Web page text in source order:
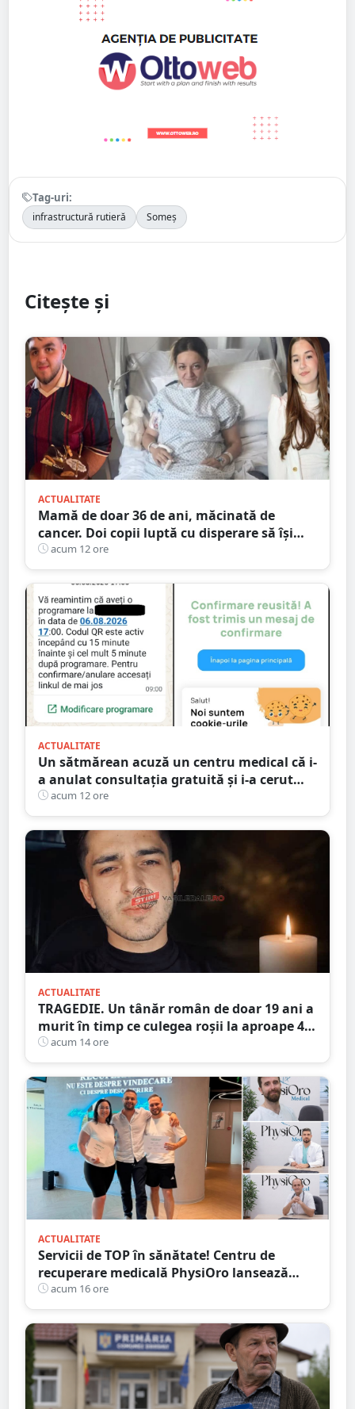
Tag-uri:
infrastructură rutieră Someș
Citește și
ACTUALITATE
Mamă de doar 36 de ani, măcinată de
cancer. Doi copii luptă cu disperare să își
salveze mama: „Nu o lăsați să se stingă”
acum 12 ore
ACTUALITATE
Un sătmărean acuză un centru medical că i-
a anulat consultația gratuită și i-a cerut
250 de lei pentru aceeași programare
acum 12 ore
ACTUALITATE
TRAGEDIE. Un tânăr român de doar 19 ani a
murit în timp ce culegea roșii la aproape 40
de grade Celsius,în Italia
acum 14 ore
ACTUALITATE
Servicii de TOP în sănătate! Centru de
recuperare medicală PhysiOro lansează
Divizia medicală PhysiOro
acum 16 ore